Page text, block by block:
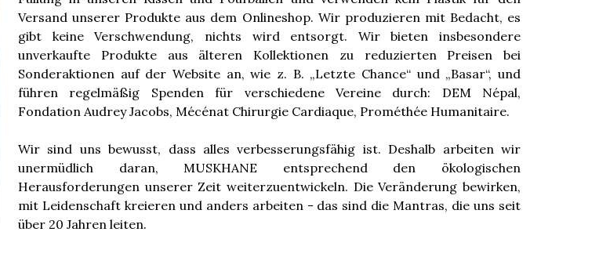
Versand unserer Produkte aus dem Onlineshop. Wir produzieren mit Bedacht, es
gibt keine Verschwendung, nichts wird entsorgt. Wir bieten insbesondere
unverkaufte Produkte aus älteren Kollektionen zu reduzierten Preisen bei
Sonderaktionen auf der Website an, wie z. B. „Letzte Chance“ und „Basar“, und
führen regelmäßig Spenden für verschiedene Vereine durch: DEM Népal,
Fondation Audrey Jacobs, Mécénat Chirurgie Cardiaque, Prométhée Humanitaire.
Wir sind uns bewusst, dass alles verbesserungsfähig ist. Deshalb arbeiten wir
unermüdlich daran, MUSKHANE entsprechend den ökologischen
Herausforderungen unserer Zeit weiterzuentwickeln. Die Veränderung bewirken,
mit Leidenschaft kreieren und anders arbeiten - das sind die Mantras, die uns seit
über 20 Jahren leiten.